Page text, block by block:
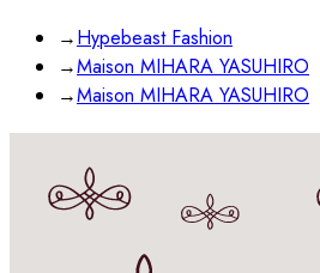
→Hypebeast Fashion
→Maison MIHARA YASUHIRO
→Maison MIHARA YASUHIRO